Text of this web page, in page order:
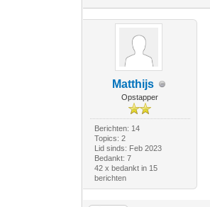
Matthijs
Opstapper
Berichten: 14
Topics: 2
Lid sinds: Feb 2023
Bedankt: 7
42 x bedankt in 15
berichten